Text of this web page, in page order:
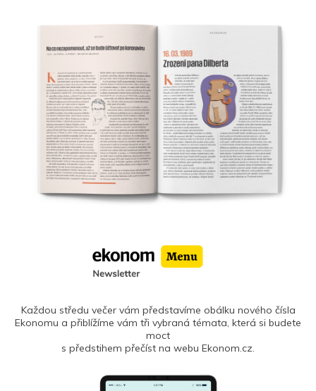
Každou středu večer vám představíme obálku nového čísla
Ekonomu a přiblížíme vám tři vybraná témata, která si budete
moct
s předstihem přečíst na webu Ekonom.cz.